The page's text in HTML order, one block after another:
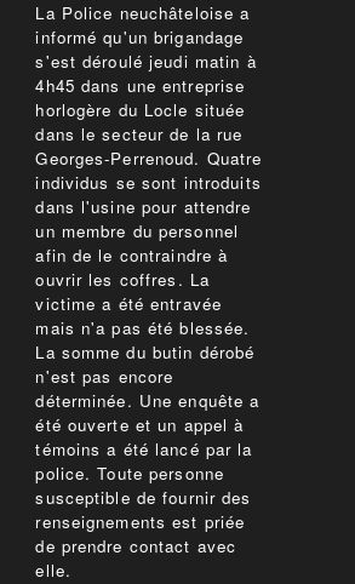
La Police neuchâteloise a
informé qu'un brigandage
s'est déroulé jeudi matin à
4h45 dans une entreprise
horlogère du Locle située
dans le secteur de la rue
Georges-Perrenoud. Quatre
individus se sont introduits
dans l'usine pour attendre
un membre du personnel
afin de le contraindre à
ouvrir les coffres. La
victime a été entravée
mais n'a pas été blessée.
La somme du butin dérobé
n'est pas encore
déterminée. Une enquête a
été ouverte et un appel à
témoins a été lancé par la
police. Toute personne
susceptible de fournir des
renseignements est priée
de prendre contact avec
elle.